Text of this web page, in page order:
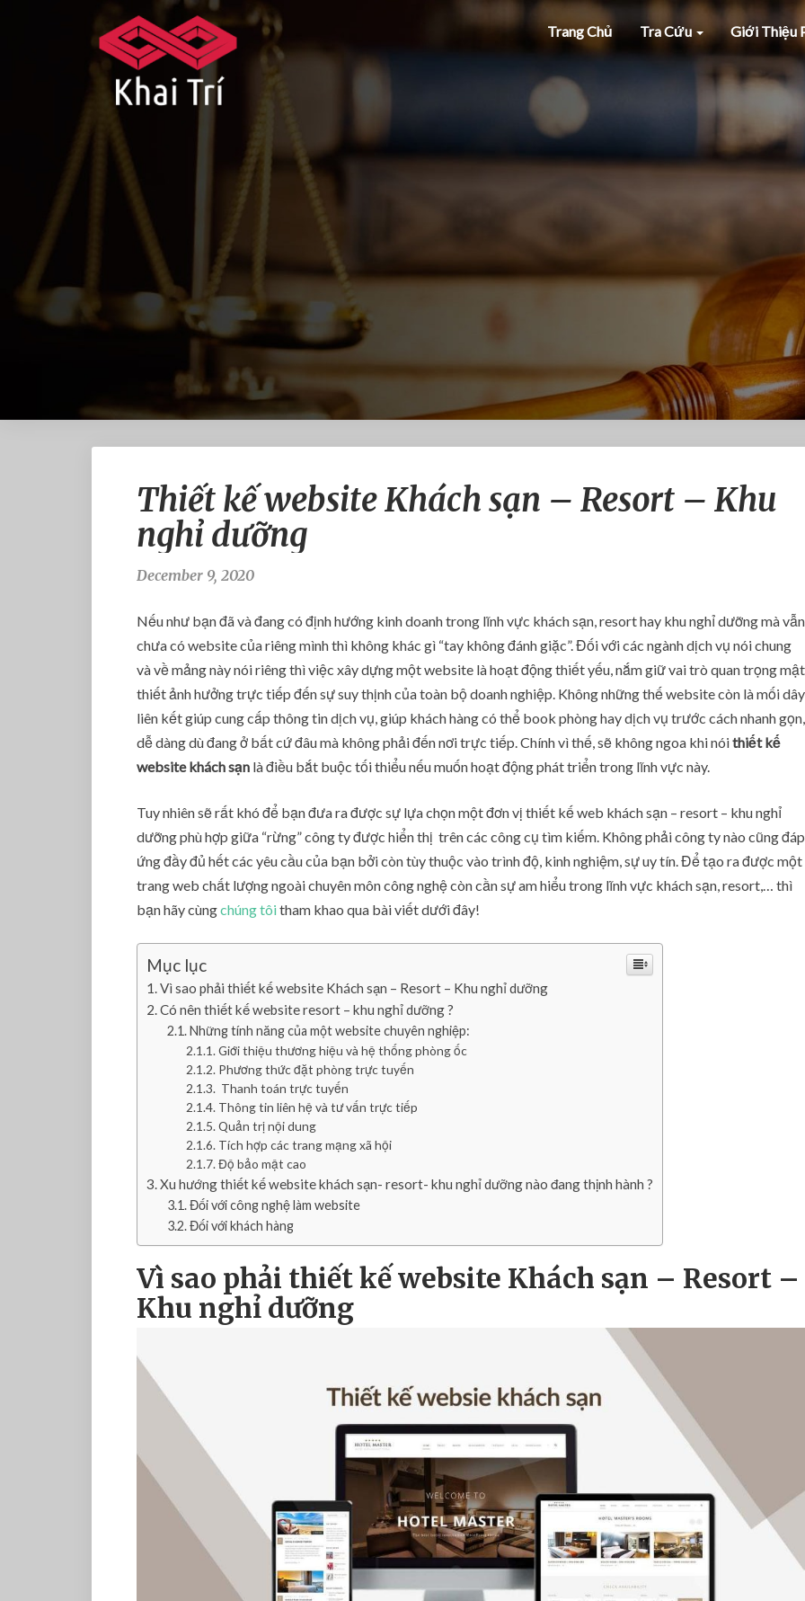
Trang Chủ Tra Cứu Giới Thiệu
h
i
e
b
s
i
e
K
h
c
h
ạ
n
–
e
o
ỉ
ỡ
n
g
Thiết kế website Khách sạn – Resort – Khu
nghỉ dưỡng
December 9, 2020
Nếu như bạn đã và đang có định hướng kinh doanh trong lĩnh vực khách sạn, resort hay khu nghỉ dưỡng mà vẫn
chưa có website của riêng mình thì không khác gì “tay không đánh giặc”. Đối với các ngành dịch vụ nói chung
và về mảng này nói riêng thì việc xây dựng một website là hoạt động thiết yếu, nắm giữ vai trò quan trọng mật
thiết ảnh hưởng trực tiếp đến sự suy thịnh của toàn bộ doanh nghiệp. Không những thế website còn là mối dây
liên kết giúp cung cấp thông tin dịch vụ, giúp khách hàng có thể book phòng hay dịch vụ trước cách nhanh gọn,
dễ dàng dù đang ở bất cứ đâu mà không phải đến nơi trực tiếp. Chính vì thế, sẽ không ngoa khi nóithiết kế
website khách sạn là điều bắt buộc tối thiểu nếu muốn hoạt động phát triển trong lĩnh vực này.
Tuy nhiên sẽ rất khó để bạn đưa ra được sự lựa chọn một đơn vị thiết kế web khách sạn – resort – khu nghỉ
dưỡng phù hợp giữa “rừng” công ty được hiển thị trên các công cụ tìm kiếm. Không phải công ty nào cũng đáp
ứng đầy đủ hết các yêu cầu của bạn bởi còn tùy thuộc vào trình độ, kinh nghiệm, sự uy tín. Để tạo ra được một
trang web chất lượng ngoài chuyên môn công nghệ còn cần sự am hiểu trong lĩnh vực khách sạn, resort,… thì
bạn hãy cùngchúng tôitham khao qua bài viết dưới đây!
Mục lục
Vì sao phải thiết kế website Khách sạn – Resort – Khu nghỉ dưỡng
Có nên thiết kế website resort – khu nghỉ dưỡng ?
Những tính năng của một website chuyên nghiệp:
Giới thiệu thương hiệu và hệ thống phòng ốc
Phương thức đặt phòng trực tuyến
Thanh toán trực tuyến
Thông tin liên hệ và tư vấn trực tiếp
Quản trị nội dung
Tích hợp các trang mạng xã hội
Độ bảo mật cao
Xu hướng thiết kế website khách sạn- resort- khu nghỉ dưỡng nào đang thịnh hành ?
Đối với công nghệ làm website
Đối với khách hàng
Vì sao phải thiết kế website Khách sạn – Resort –
Khu nghỉ dưỡng